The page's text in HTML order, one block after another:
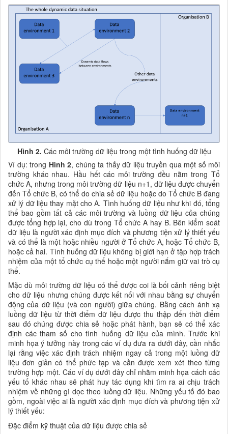
Hình 2. Các môi trường dữ liệu trong một tình huống dữ liệu
Ví dụ: trong Hình 2, chúng ta thấy dữ liệu truyền qua một số môi
trường khác nhau. Hầu hết các môi trường đều nằm trong Tổ
chức A, nhưng trong môi trường dữ liệu n+1, dữ liệu được chuyển
đến Tổ chức B, có thể do chia sẻ dữ liệu hoặc do Tổ chức B đang
xử lý dữ liệu thay mặt cho A. Tình huống dữ liệu như khi đó, tổng
thể bao gồm tất cả các môi trường và luồng dữ liệu của chúng
được tổng hợp lại, cho dù trong Tổ chức A hay B. Bên kiểm soát
dữ liệu là người xác định mục đích và phương tiện xử lý thiết yếu
và có thể là một hoặc nhiều người ở Tổ chức A, hoặc Tổ chức B,
hoặc cả hai. Tình huống dữ liệu không bị giới hạn ở tập hợp trách
nhiệm của một tổ chức cụ thể hoặc một người nắm giữ vai trò cụ
thể.
Mặc dù môi trường dữ liệu có thể được coi là bối cảnh riêng biệt
cho dữ liệu nhưng chúng được kết nối với nhau bằng sự chuyển
động của dữ liệu (và con người) giữa chúng. Bằng cách ánh xạ
luồng dữ liệu từ thời điểm dữ liệu được thu thập đến thời điểm
sau đó chúng được chia sẻ hoặc phát hành, bạn sẽ có thể xác
định các tham số cho tình huống dữ liệu của mình. Trước khi
minh họa ý tưởng này trong các ví dụ đưa ra dưới đây, cần nhắc
lại rằng việc xác định trách nhiệm ngay cả trong một luồng dữ
liệu đơn giản có thể phức tạp và cần được xem xét theo từng
trường hợp một. Các ví dụ dưới đây chỉ nhằm minh họa cách các
yếu tố khác nhau sẽ phát huy tác dụng khi tìm ra ai chịu trách
nhiệm về những gì dọc theo luồng dữ liệu. Những yếu tố đó bao
gồm, ngoài việc ai là người xác định mục đích và phương tiện xử
lý thiết yếu:
Đặc điểm kỹ thuật của dữ liệu được chia sẻ